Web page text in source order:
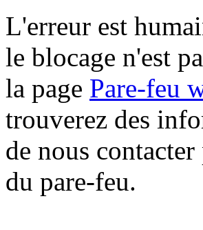
L'erreur est
le blocage n'est
la page Pare-feu
trouverez des
de nous
du pare-feu.